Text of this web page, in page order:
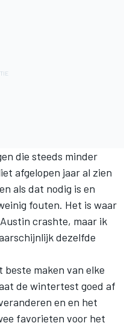
die steeds minder
afgelopen jaar al zien
als dat nodig is en
fouten. Het is waar
crashte, maar ik
dezelfde
beste maken van elke
de wintertest goed af
en en het
favorieten voor het